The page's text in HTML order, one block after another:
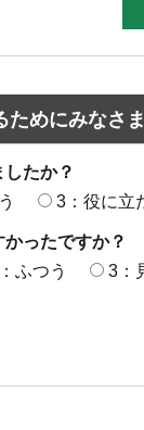
ためにみなさ
たか？
3：役に立
ったですか？
ふつう 3：